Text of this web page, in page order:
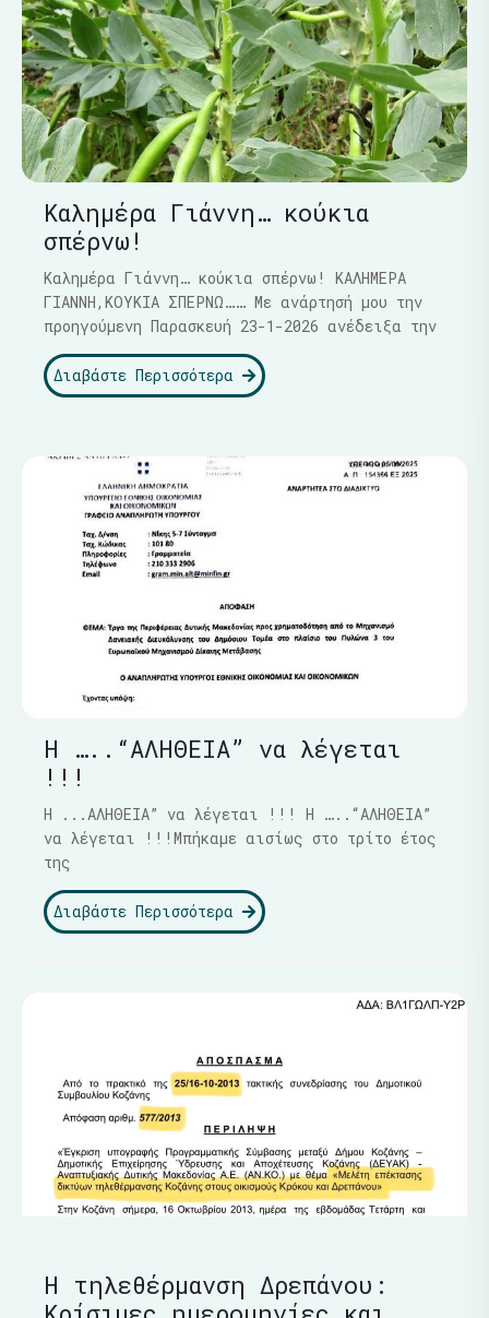
Καλημέρα Γιάννη… κούκια
σπέρνω!
Καλημέρα Γιάννη… κούκια σπέρνω! ΚΑΛΗΜΕΡΑ
ΓΙΑΝΝΗ,ΚΟΥΚΙΑ ΣΠΕΡΝΩ…… Με ανάρτησή μου την
προηγούμενη Παρασκευή 23-1-2026 ανέδειξα την
Διαβάστε Περισσότερα
Η …..“ΑΛΗΘΕΙΑ” να λέγεται
!!!
Η ...ΑΛΗΘΕΙΑ” να λέγεται !!! Η …..“ΑΛΗΘΕΙΑ”
να λέγεται !!!Μπήκαμε αισίως στο τρίτο έτος
της
Διαβάστε Περισσότερα
Η τηλεθέρμανση Δρεπάνου: